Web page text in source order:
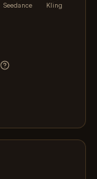
Seedance Kling